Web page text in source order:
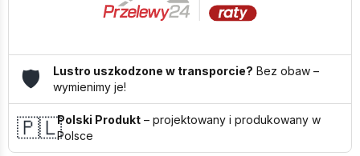
🛡️ Lustro uszkodzone w transporcie? Bez obaw –
wymienimy je!
🇵🇱Polski Produkt – projektowany i produkowany w
Polsce